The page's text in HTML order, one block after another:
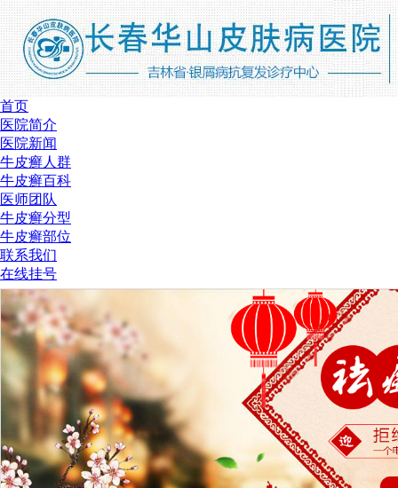
首页
医院简介
医院新闻
牛皮癣人群
牛皮癣百科
医师团队
牛皮癣分型
牛皮癣部位
联系我们
在线挂号